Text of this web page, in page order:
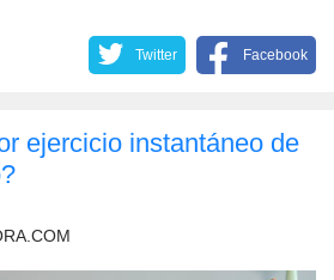
Twitter Facebook
ejercicio instantáneo de